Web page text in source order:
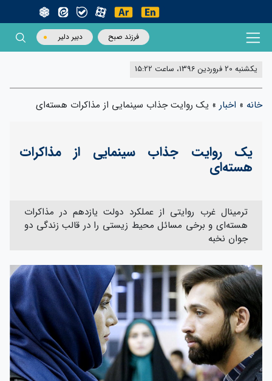
فرزند صبح دبیر دلیر
یکشنبه 20 فروردین 1396، ساعت 15:22
خانه » اخبار » یک روایت جذاب سینمایی از مذاکرات هسته‌ای
یک روایت جذاب سینمایی از مذاکرات
هسته‌ای
ترمینال غرب روایتی از عملکرد دولت یازدهم در مذاکرات
هسته‌ای و برخی مسائل محیط زیستی را در قالب زندگی دو
جوان نخبه